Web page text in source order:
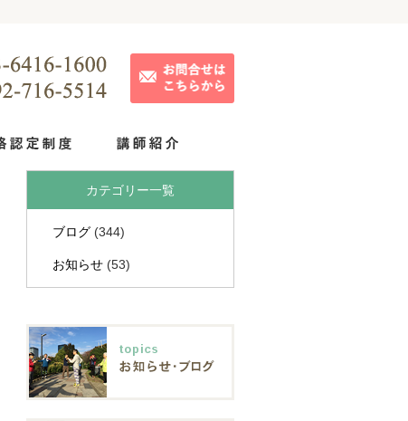
カテゴリー一覧
ブログ (344)
お知らせ (53)